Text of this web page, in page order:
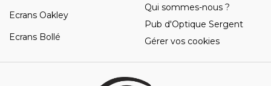
Ecrans Oakley
Ecrans Bollé
Qui sommes-nous ?
Pub d'Optique Sergent
Gérer vos cookies